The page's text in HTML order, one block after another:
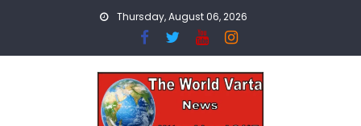
Thursday, August 06, 2026